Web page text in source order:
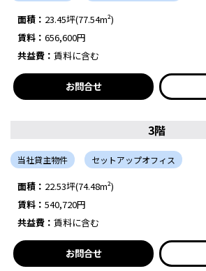
面積： 23.45坪(77.54m²)
賃料： 656,600円
共益費： 賃料に含む
お問合せ
3階
当社貸主物件 セットアップオフィス
面積： 22.53坪(74.48m²)
賃料： 540,720円
共益費： 賃料に含む
お問合せ